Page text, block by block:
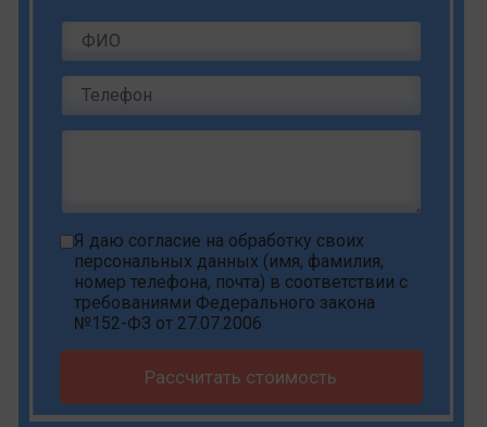
Я даю согласие на обработку своих
персональных данных (имя, фамилия,
номер телефона, почта) в соответствии с
требованиями Федерального закона
№152-ФЗ от 27.07.2006
Рассчитать стоимость